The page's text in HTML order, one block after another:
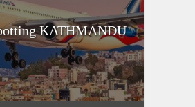
KATHMANDU